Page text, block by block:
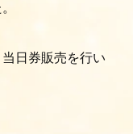
日券販売を行い